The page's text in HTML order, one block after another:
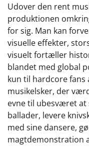
Udover den rent
produktionen
for sig. Man kan
visuelle effekter,
visuelt fortæller
blandet med global
kun til hardcore fans
musikelsker, der
evne til ubesværet at
ballader, levere
med sine dansere,
magtdemonstration